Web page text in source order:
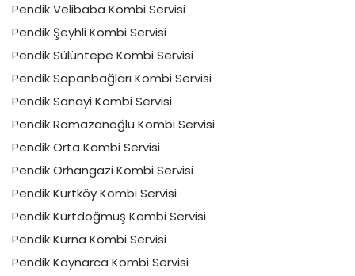
Pendik Velibaba Kombi Servisi
Pendik Şeyhli Kombi Servisi
Pendik Sülüntepe Kombi Servisi
Pendik Sapanbağları Kombi Servisi
Pendik Sanayi Kombi Servisi
Pendik Ramazanoğlu Kombi Servisi
Pendik Orta Kombi Servisi
Pendik Orhangazi Kombi Servisi
Pendik Kurtköy Kombi Servisi
Pendik Kurtdoğmuş Kombi Servisi
Pendik Kurna Kombi Servisi
Pendik Kaynarca Kombi Servisi